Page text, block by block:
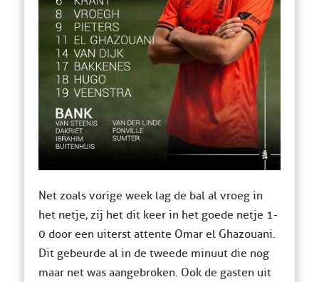
Net zoals vorige week lag de bal al vroeg in
het netje, zij het dit keer in het goede netje 1-
0 door een uiterst attente Omar el Ghazouani.
Dit gebeurde al in de tweede minuut die nog
maar net was aangebroken. Ook de gasten uit